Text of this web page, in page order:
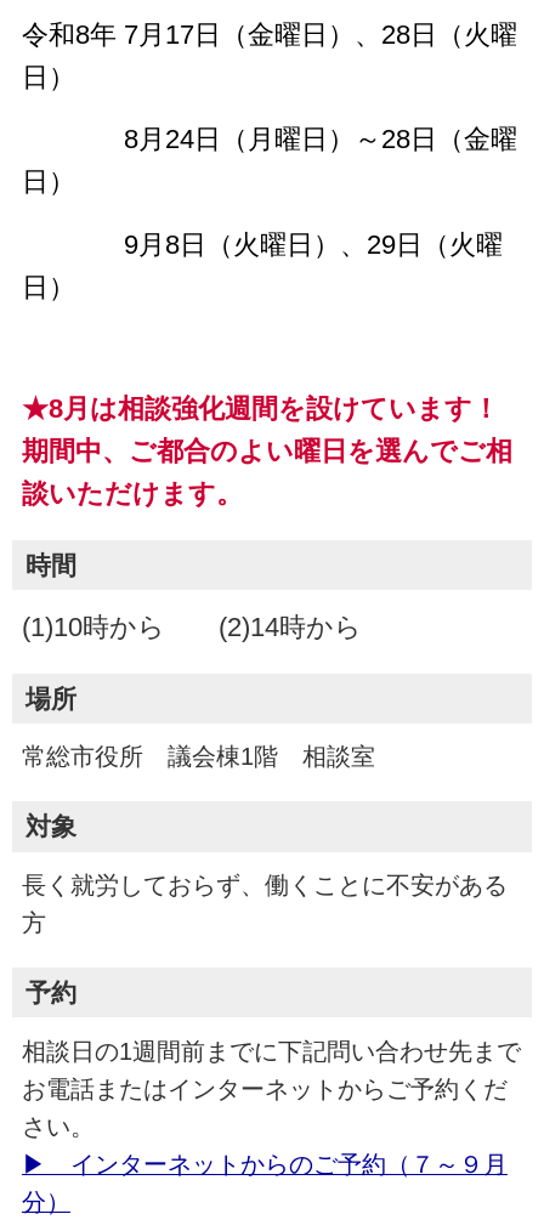
令和8年 7月17日（金曜日）、28日（火曜
日）
8月24日（月曜日）～28日（金曜
日）
9月8日（火曜日）、29日（火曜
日）
★8月は相談強化週間を設けています ！
期間中、ご都合のよい曜日を選んでご相
談いただけます。
時間
(1)10時から (2)14時から
場所
常総市役所 議会棟1階 相談室
対象
長く就労しておらず、働くことに不安がある
方
予約
相談日の1週間前までに下記問い合わせ先まで
お電話またはインターネットからご予約くだ
さい。
▶ インターネットからのご予約（７～９月
分）